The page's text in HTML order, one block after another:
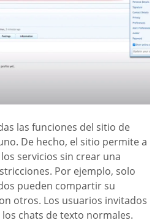
las funciones del sitio de
De hecho, el sitio permite a
servicios sin crear una
Por ejemplo, solo
pueden compartir su
otros. Los usuarios invitados
chats de texto normales.